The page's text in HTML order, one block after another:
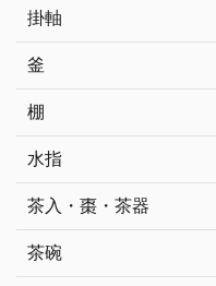
掛軸
釜
棚
水指
茶入・棗・茶器
茶碗